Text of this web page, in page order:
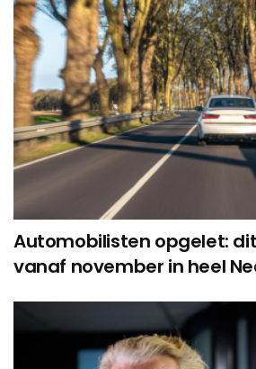
Automobilisten opgelet:
vanaf november in heel